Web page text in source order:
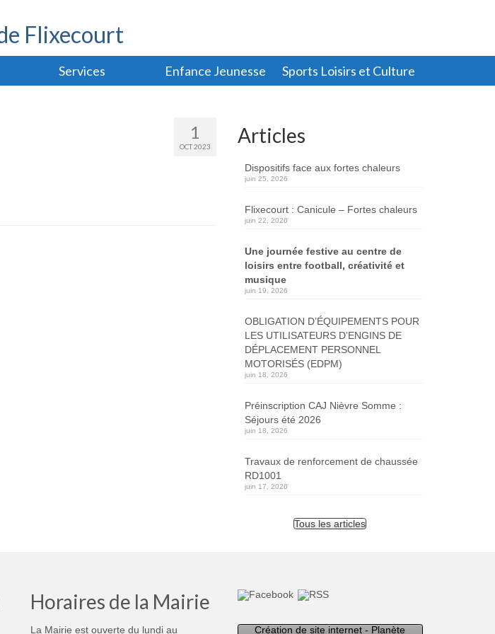
Services Enfance Jeunesse Sports Loisirs et Culture
1
OCT 2023 Articles
Dispositifs face aux fortes chaleurs
juin 25, 2026
Flixecourt : Canicule – Fortes chaleurs
juin 22, 2026
Une journée festive au centre de
loisirs entre football, créativité et
musique
juin 19, 2026
OBLIGATION D’ÉQUIPEMENTS POUR
LES UTILISATEURS D’ENGINS DE
DÉPLACEMENT PERSONNEL
MOTORISÉS (EDPM)
juin 18, 2026
Préinscription CAJ Nièvre Somme :
Séjours été 2026
juin 18, 2026
Travaux de renforcement de chaussée
RD1001
juin 17, 2026
Tous les articles
Horaires de la Mairie
La Mairie est ouverte du lundi au Création de site internet - Planète